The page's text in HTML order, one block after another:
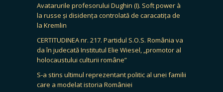
Avatarurile profesorului Dughin (I). Soft power à
la russe și disidența controlată de caracatița de
la Kremlin
CERTITUDINEA nr. 217. Partidul S.O.S. România va
da în judecată Institutul Elie Wiesel, „promotor al
holocaustului culturii române”
S-a stins ultimul reprezentant politic al unei familii
care a modelat istoria României